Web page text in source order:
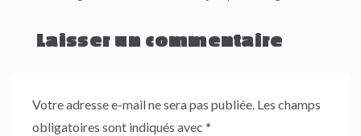
Laisser un commentaire
Votre adresse e-mail ne sera pas publiée. Les champs
obligatoires sont indiqués avec *